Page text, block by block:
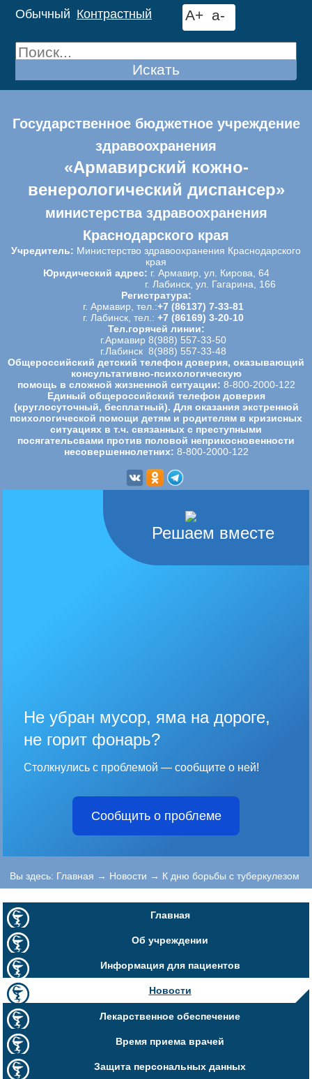
Обычный Контрастный A+ a-
Искать
Государственное бюджетное учреждение
здравоохранения
«Армавирский кожно-
венерологический диспансер»
министерства здравоохранения
Краснодарского края
Учредитель: Министерство здравоохранения Краснодарского
края
Юридический адрес: г. Армавир, ул. Кирова, 64
г. Лабинск, ул. Гагарина, 166
Регистратура:
г. Армавир, тел.:+7 (86137) 7-33-81
г. Лабинск, тел.: +7 (86169) 3-20-10
Тел.горячей линии:
г.Армавир 8(988) 557-33-50
г.Лабинск 8(988) 557-33-48
Общероссийский детский телефон доверия, оказывающий
консультативно-психологическую
помощь в сложной жизненной ситуации: 8-800-2000-122
Единый общероссийский телефон доверия
(круглосуточный, бесплатный). Для оказания экстренной
психологической помощи детям и родителям в кризисных
ситуациях в т.ч. связанных с преступными
посягательсвами против половой неприкосновенности
несовершеннолетних: 8-800-2000-122
Решаем вместе
Не убран мусор, яма на дороге,
не горит фонарь?
Столкнулись с проблемой — сообщите о ней!
Сообщить о проблеме
Вы здесь: Главная → Новости → К дню борьбы с туберкулезом
Главная
Об учреждении
Информация для пациентов
Новости
Лекарственное обеспечение
Время приема врачей
Защита персональных данных